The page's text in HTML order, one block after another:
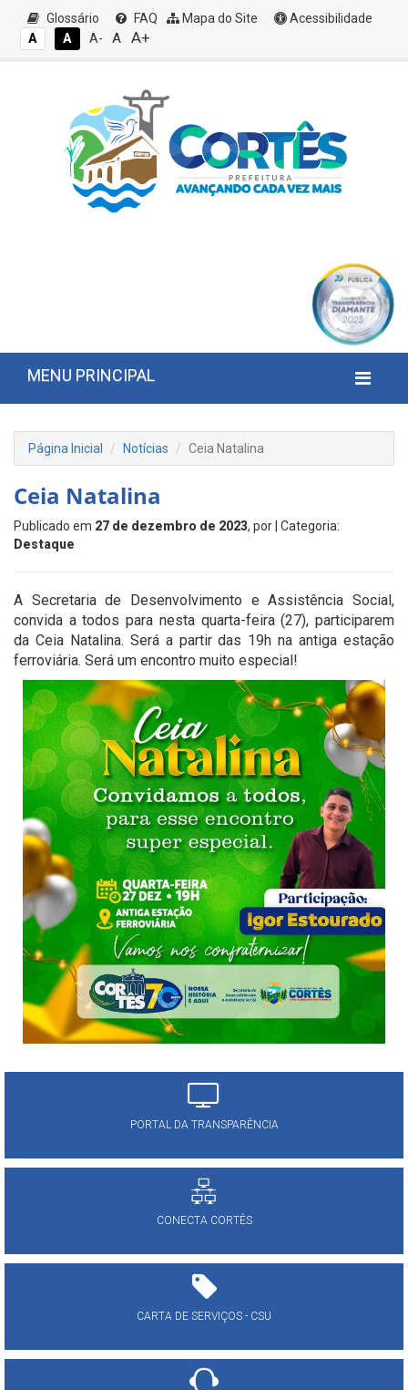
Glossário FAQ Mapa do Site
Acessibilidade
A
A A- A A+
MENU PRINCIPAL
Página Inicial Notícias Ceia Natalina
Ceia Natalina
Publicado em 27 de dezembro de 2023, por | Categoria:
Destaque
A Secretaria de Desenvolvimento e Assistência Social,
convida a todos para nesta quarta-feira (27), participarem
da Ceia Natalina. Será a partir das 19h na antiga estação
ferroviária. Será um encontro muito especial!
PORTAL DA TRANSPARÊNCIA
CONECTA CORTÊS
CARTA DE SERVIÇOS - CSU